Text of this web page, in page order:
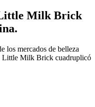
Milk Brick
los mercados de belleza
Little Milk Brick cuadruplicó